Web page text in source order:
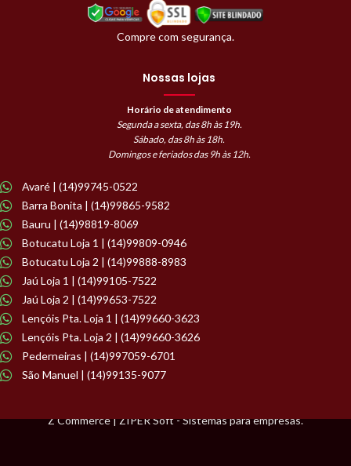
Compre com segurança.
Nossas lojas
Horário de atendimento
Segunda a sexta, das 8h às 19h.
Sábado, das 8h às 18h.
Domingos e feriados das 9h às 12h.
Avaré | (14)99745-0522
Barra Bonita | (14)99865-9582
Bauru | (14)98819-8069
Botucatu Loja 1 | (14)99809-0946
Botucatu Loja 2 | (14)99888-8983
Jaú Loja 1 | (14)99105-7522
Jaú Loja 2 | (14)99653-7522
Lençóis Pta. Loja 1 | (14)99660-3623
Lençóis Pta. Loja 2 | (14)99660-3626
Pederneiras | (14)997059-6701
São Manuel | (14)99135-9077
Z Commerce | ZIPER Soft - Sistemas para empresas.